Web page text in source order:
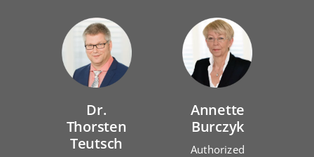
Dr.
Thorsten
Teutsch
Annette
Burczyk
Authorized